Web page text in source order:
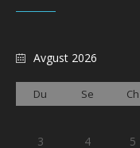
Avgust 2026
Du Se Ch
3
4 5